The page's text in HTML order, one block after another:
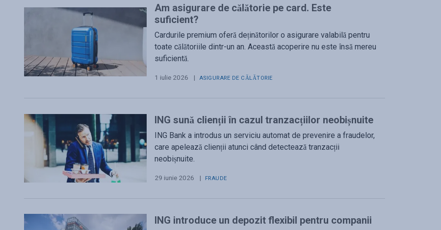
Am asigurare de călătorie pe card. Este
suficient?
Cardurile premium oferă deținătorilor o asigurare valabilă pentru
toate călătoriile dintr-un an. Această acoperire nu este însă mereu
suficientă.
1 iulie 2026 | ASIGURARE DE CĂLĂTORIE
ING sună clienții în cazul tranzacțiilor neobișnuite
ING Bank a introdus un serviciu automat de prevenire a fraudelor,
care apelează clienții atunci când detectează tranzacții
neobișnuite.
29 iunie 2026 | FRAUDE
ING introduce un depozit flexibil pentru companii